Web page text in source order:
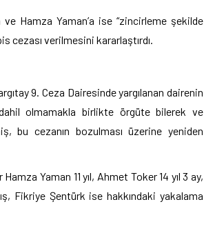
Hamza Yaman’a ise “zincirleme şekilde
cezası verilmesini kararlaştırdı.
9. Ceza Dairesinde yargılanan dairenin
olmamakla birlikte örgüte bilerek ve
bu cezanın bozulması üzerine yeniden
Yaman 11 yıl, Ahmet Toker 14 yıl 3 ay,
Fikriye Şentürk ise hakkındaki yakalama